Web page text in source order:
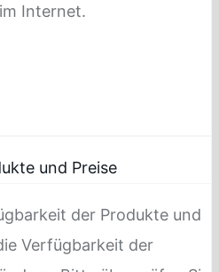
Internet.
und Preise
der Produkte und
Verfügbarkeit der